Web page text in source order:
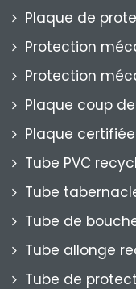
Plaque de
Protection
Protection
Plaque coup
Plaque certifiée
Tube PVC
Tube
Tube de
Tube allonge
Tube de